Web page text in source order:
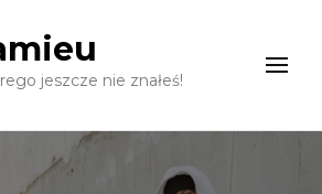
jeszcze nie znałeś!